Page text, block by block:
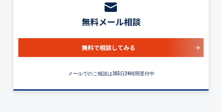
無料メール相談
無料で相談してみる
メールでのご相談は365日24時間受付中